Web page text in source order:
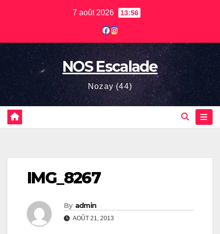
7 août 2026 13:56
NOS Escalade
Nozay (44)
IMG_8267
By admin
AOÛT 21, 2013